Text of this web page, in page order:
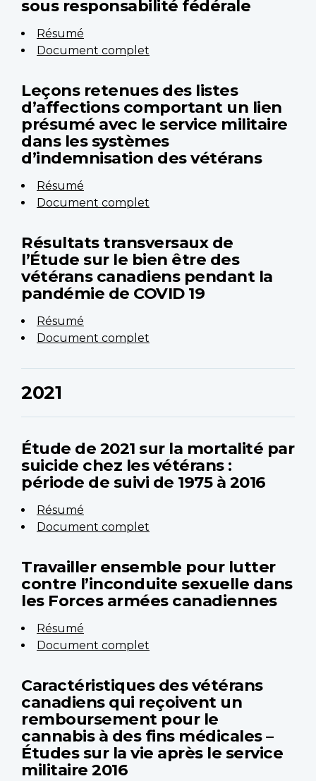
sous responsabilité fédérale
Résumé
Document complet
Leçons retenues des listes
d’affections comportant un lien
présumé avec le service militaire
dans les systèmes
d’indemnisation des vétérans
Résumé
Document complet
Résultats transversaux de
l’Étude sur le bien être des
vétérans canadiens pendant la
pandémie de COVID 19
Résumé
Document complet
2021
Étude de 2021 sur la mortalité par
suicide chez les vétérans :
période de suivi de 1975 à 2016
Résumé
Document complet
Travailler ensemble pour lutter
contre l’inconduite sexuelle dans
les Forces armées canadiennes
Résumé
Document complet
Caractéristiques des vétérans
canadiens qui reçoivent un
remboursement pour le
cannabis à des fins médicales –
Études sur la vie après le service
militaire 2016